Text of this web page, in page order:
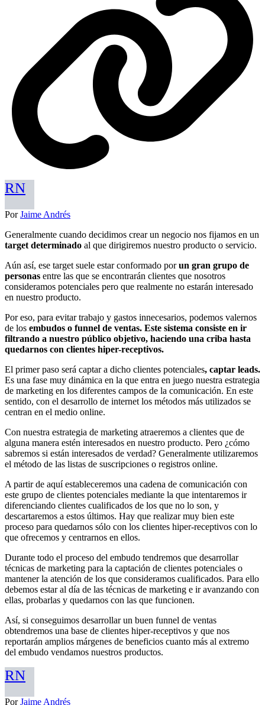
RN
PorJaime Andrés
Generalmente cuando decidimos crear un negocio nos fijamos en un
target determinado al que dirigiremos nuestro producto o servicio.
Aún así, ese target suele estar conformado porun gran grupo de
personas entre las que se encontrarán clientes que nosotros
consideramos potenciales pero que realmente no estarán interesado
en nuestro producto.
Por eso, para evitar trabajo y gastos innecesarios, podemos valernos
de los embudos o funnel de ventas. Este sistema consiste en ir
filtrando a nuestro público objetivo, haciendo una criba hasta
quedarnos con clientes hiper-receptivos.
El primer paso será captar a dicho clientes potenciales, captar leads.
Es una fase muy dinámica en la que entra en juego nuestra estrategia
de marketing en los diferentes campos de la comunicación. En este
sentido, con el desarrollo de internet los métodos más utilizados se
centran en el medio online.
Con nuestra estrategia de marketing atraeremos a clientes que de
alguna manera estén interesados en nuestro producto. Pero ¿cómo
sabremos si están interesados de verdad? Generalmente utilizaremos
el método de las listas de suscripciones o registros online.
A partir de aquí estableceremos una cadena de comunicación con
este grupo de clientes potenciales mediante la que intentaremos ir
diferenciando clientes cualificados de los que no lo son, y
descartaremos a estos últimos. Hay que realizar muy bien este
proceso para quedarnos sólo con los clientes hiper-receptivos con lo
que ofrecemos y centrarnos en ellos.
Durante todo el proceso del embudo tendremos que desarrollar
técnicas de marketing para la captación de clientes potenciales o
mantener la atención de los que consideramos cualificados. Para ello
debemos estar al día de las técnicas de marketing e ir avanzando con
ellas, probarlas y quedarnos con las que funcionen.
Así, si conseguimos desarrollar un buen funnel de ventas
obtendremos una base de clientes hiper-receptivos y que nos
reportarán amplios márgenes de beneficios cuanto más al extremo
del embudo vendamos nuestros productos.
RN
PorJaime Andrés